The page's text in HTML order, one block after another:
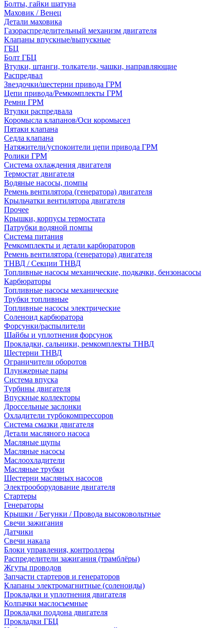
Болты, гайки шатуна
Маховик / Венец
Детали маховика
Газораспределительный механизм двигателя
Клапаны впускные/выпускные
ГБЦ
Болт ГБЦ
Втулки, штанги, толкатели, чашки, направляющие
Распредвал
Звездочки/шестерни привода ГРМ
Цепи привода/Ремкомплекты ГРМ
Ремни ГРМ
Втулки распредвала
Коромысла клапанов/Оси коромысел
Пятаки клапана
Седла клапана
Натяжители/успокоители цепи привода ГРМ
Ролики ГРМ
Система охлаждения двигателя
Термостат двигателя
Водяные насосы, помпы
Ремень вентилятора (генератора) двигателя
Крыльчатки вентилятора двигателя
Прочее
Крышки, корпусы термостата
Патрубки водяной помпы
Система питания
Ремкомплекты и детали карбюраторов
Ремень вентилятора (генератора) двигателя
ТНВД / Секции ТНВД
Топливные насосы механические, подкачки, бензонасосы
Карбюраторы
Топливные насосы механические
Трубки топливные
Топливные насосы электрические
Соленоид карбюратора
Форсунки/распылители
Шайбы и уплотнения форсунок
Прокладки, сальники, ремкомплекты ТНВД
Шестерни ТНВД
Ограничители оборотов
Плунжерные пары
Система впуска
Турбины двигателя
Впускные коллекторы
Дроссельные заслонки
Охладители турбокомпрессоров
Система смазки двигателя
Детали масляного насоса
Масляные щупы
Масляные насосы
Маслоохладители
Масляные трубки
Шестерни масляных насосов
Электрооборудование двигателя
Стартеры
Генераторы
Крышки / Бегунки / Провода высоковольтные
Свечи зажигания
Датчики
Свечи накала
Блоки управления, контроллеры
Распределители зажигания (трамблёры)
Жгуты проводов
Запчасти стартеров и генераторов
Клапаны электромагнитные (соленоиды)
Прокладки и уплотнения двигателя
Колпачки маслосъемные
Прокладки поддона двигателя
Прокладки ГБЦ